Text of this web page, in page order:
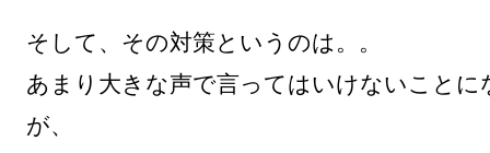
そして、その対策というのは。。
あまり大きな声で言ってはいけないことに
が、